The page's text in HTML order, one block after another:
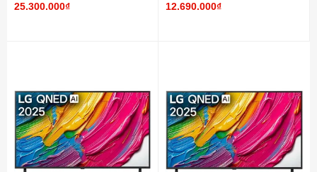
25.300.000₫ 12.690.000₫